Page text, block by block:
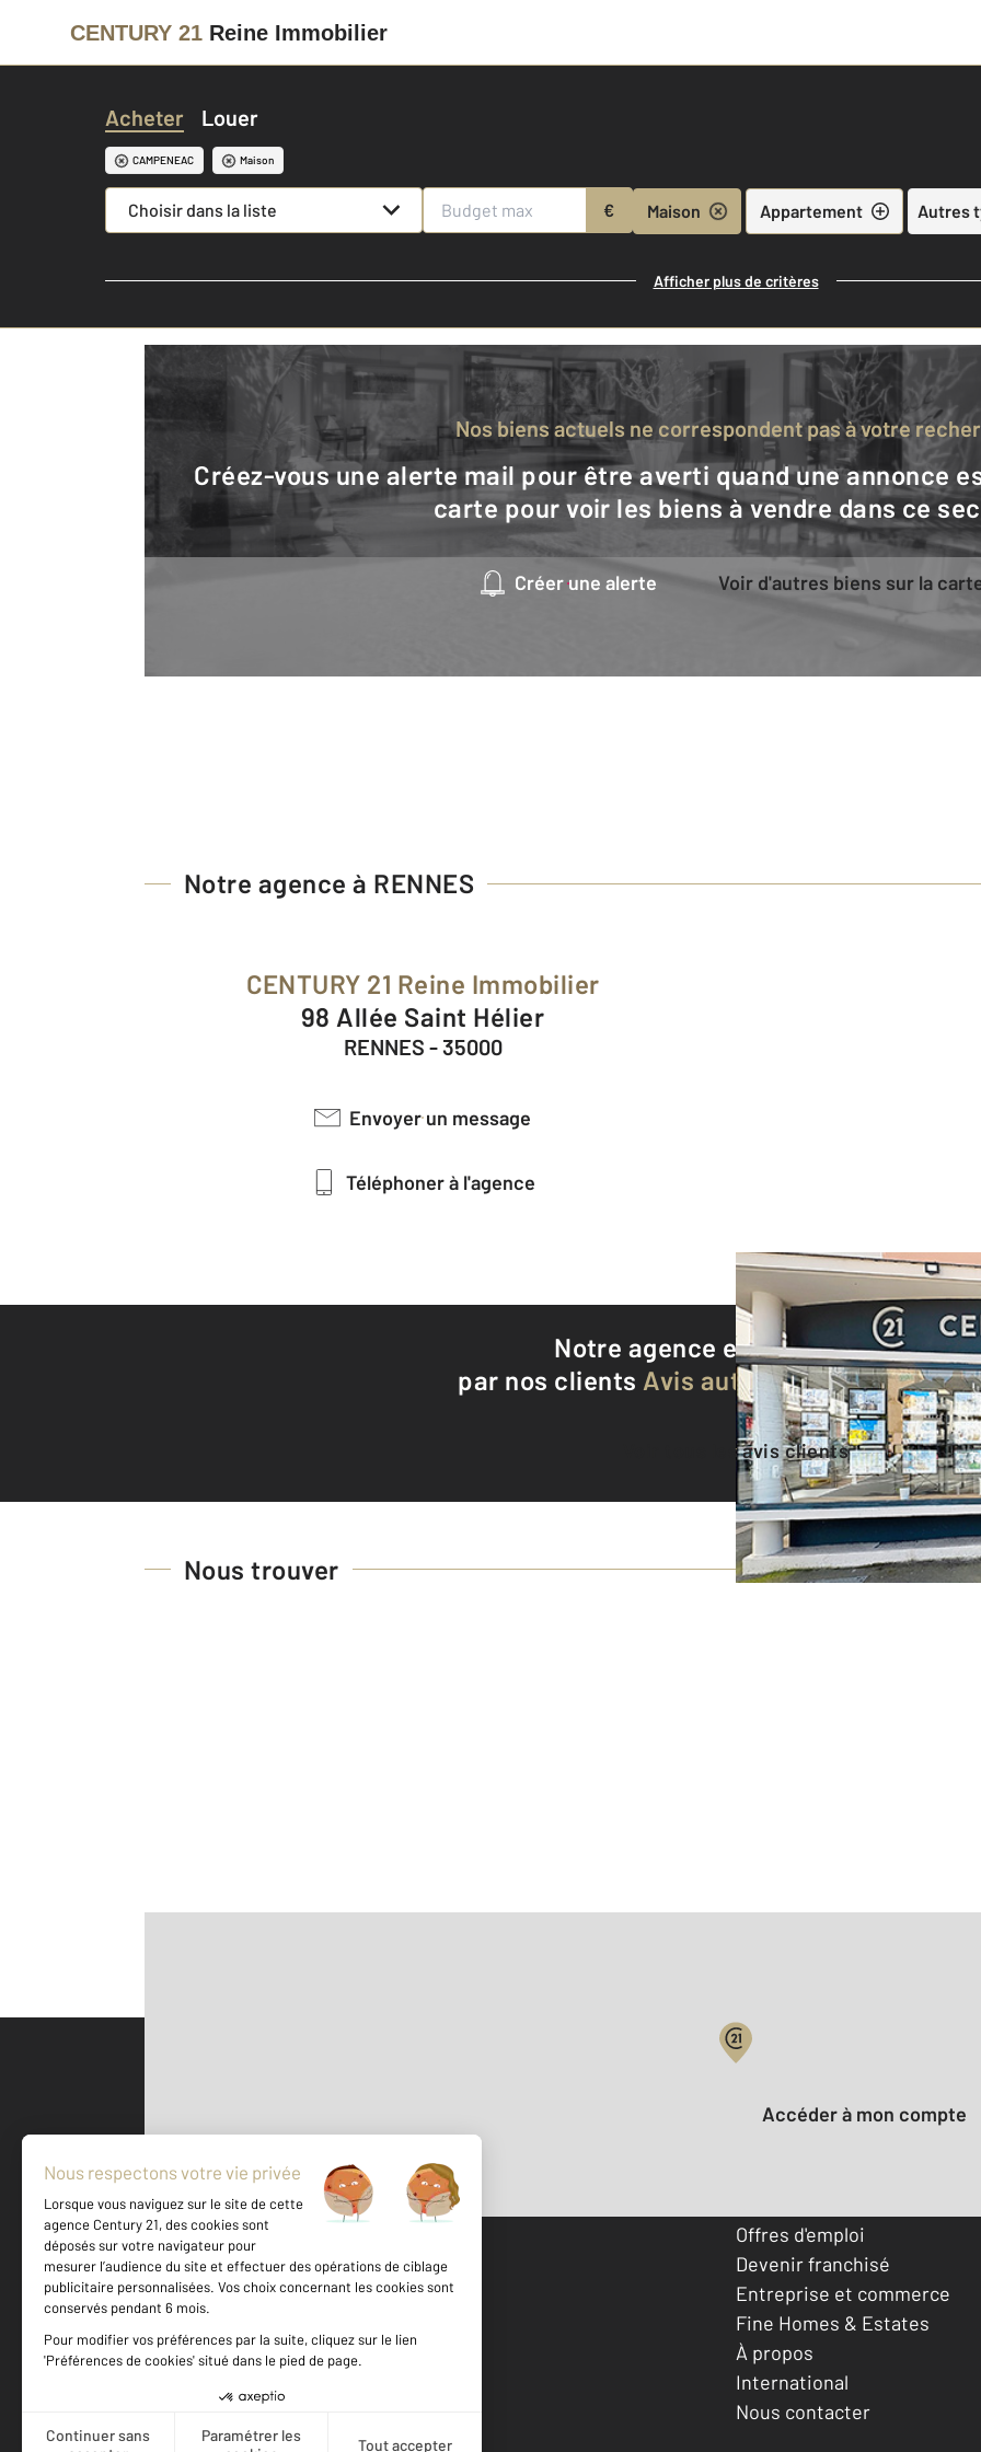
CENTURY 21 Reine Immobilier
Acheter Louer
CAMPENEAC Maison
Choisir dans la liste € Maison Appartement Autres
Afficher plus de critères
Nos biens actuels ne correspondent pas à votre
Créez-vous une alerte mail pour être averti quand une annonce est en ligne et consultez la
carte pour voir les biens à vendre dans ce
Créer une alerte Voir d'autres biens sur la
Notre agence à RENNES
CENTURY 21 Reine Immobilier
98 Allée Saint Hélier
RENNES - 35000
Envoyer un message
Téléphoner à l'agence
Notre agence est notée9,3/10
par nos clients Avis authentifiés par
Voir tous les avis clients
Nous trouver
500 m ©Mappy
Votre compte :
Accéder à mon compte
Votre agence est notée
Achat
Location
Offres d'emploi
Devenir franchisé
Entreprise et commerce
Fine Homes & Estates
À propos
International
Nous contacter